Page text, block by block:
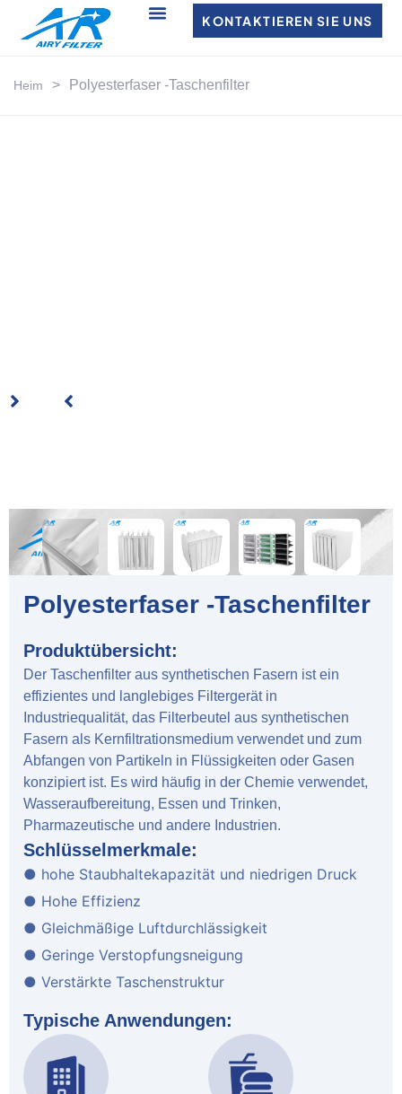
KONTAKTIEREN SIE UNS
Heim > Polyesterfaser -Taschenfilter
Polyesterfaser -Taschenfilter
Produktübersicht:
Der Taschenfilter aus synthetischen Fasern ist ein
effizientes und langlebiges Filtergerät in
Industriequalität, das Filterbeutel aus synthetischen
Fasern als Kernfiltrationsmedium verwendet und zum
Abfangen von Partikeln in Flüssigkeiten oder Gasen
konzipiert ist. Es wird häufig in der Chemie verwendet,
Wasseraufbereitung, Essen und Trinken,
Pharmazeutische und andere Industrien.
Schlüsselmerkmale:
● hohe Staubhaltekapazität und niedrigen Druck
● Hohe Effizienz
● Gleichmäßige Luftdurchlässigkeit
● Geringe Verstopfungsneigung
● Verstärkte Taschenstruktur
Typische Anwendungen: